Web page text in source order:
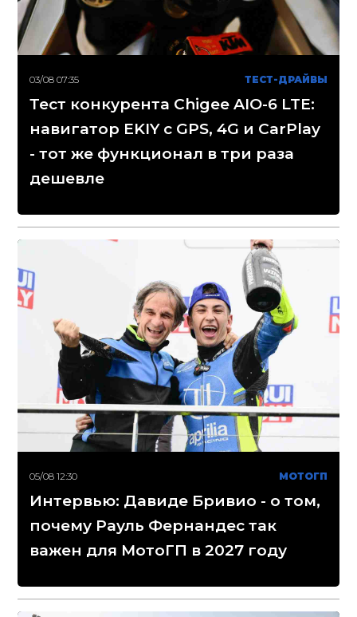
03/08 07:35 ТЕСТ-ДРАЙВЫ
Тест конкурента Chigee AIO-6 LTE:
навигатор EKIY с GPS, 4G и CarPlay
- тот же функционал в три раза
дешевле
05/08 12:30 МОТОГП
Интервью: Давиде Бривио - о том,
почему Рауль Фернандес так
важен для МотоГП в 2027 году